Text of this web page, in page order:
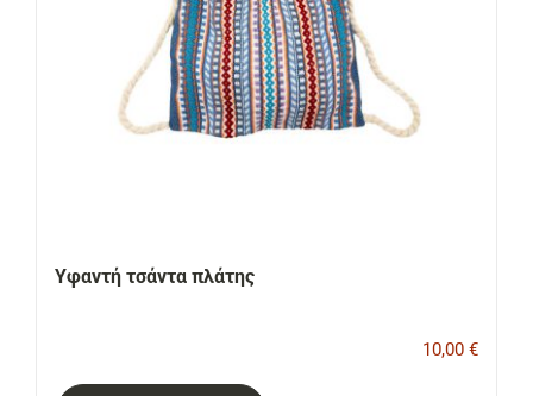
Υφαντή τσάντα πλάτης
10,00 €